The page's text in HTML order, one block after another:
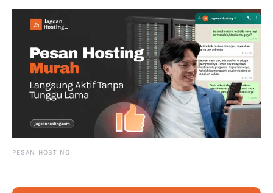
PESAN HOSTING